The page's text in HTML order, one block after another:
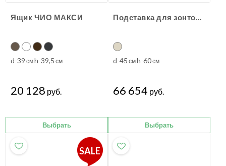
Ящик ЧИО МАКСИ
d-39 смh-39,5 см
20 128 руб.
Выбрать
Подставка для зонтов Plomb
d-45 смh-60см
66 654 руб.
Выбрать
SALE